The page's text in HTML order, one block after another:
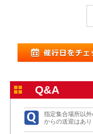
Q&A
指定集合場所以
からの送迎はあり